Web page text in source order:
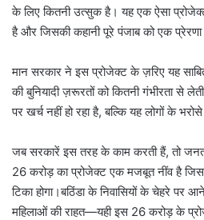
के लिए कितनी उत्सुक है। यह एक ऐसा
है और जिसकी कहानी पूरे पंजाब को एक प्रेरणा
मान सरकार ने इस प्रोजेक्ट के ज़रिए यह
की बुनियादी ज़रूरतों को कितनी गंभीरता से
पर खर्च नहीं हो रहा है, बल्कि यह लोगों के
जब सरकारें इस तरह के काम करती हैं, तो
26 करोड़ का प्रोजेक्ट एक मजबूत नींव है जिस
टिका होगा।बठिंडा के निवासियों के चेहरे पर
महिलाओं की राहत—यही इस 26 करोड़ के